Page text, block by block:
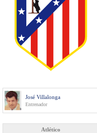
José Villalonga
Entrenador
Atlético